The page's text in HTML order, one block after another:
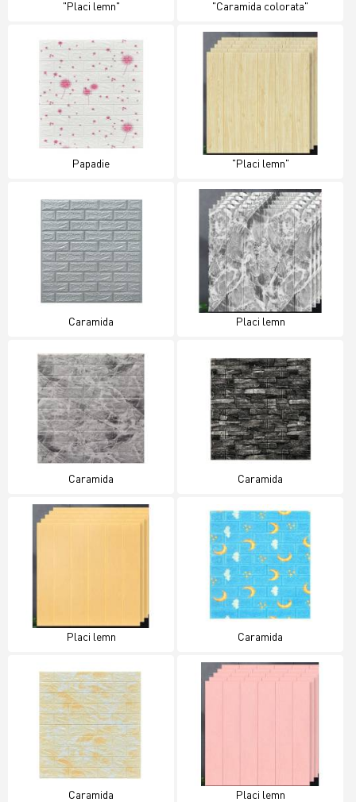
"Placi lemn" "Caramida colorata"
Papadie "Placi lemn"
Caramida Placi lemn
Caramida Caramida
Placi lemn Caramida
Caramida Placi lemn